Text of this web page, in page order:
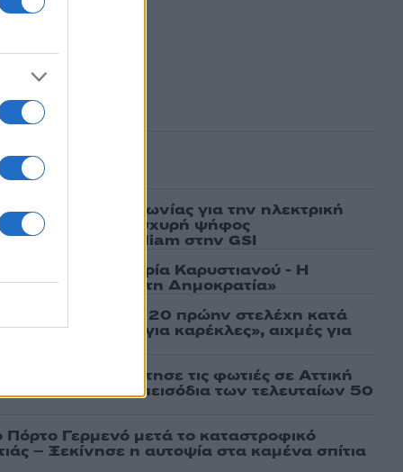
υπογραφή συμφωνίας για την ηλεκτρική
– Κύπρου: «Ισχυρή ψήφος
είσοδος της Meridiam στην GSI
μένει η Μαρία Καρυστιανού - Η
την «Ελπίδα για τη Δημοκρατία»
και ακόμη 20 πρώην στελέχη κατά
αποχωρήσαμε για καρέκλες», αιχμές για
που τροφοδότησε τις φωτιές σε Αττική
τα ισχυρότερα επεισόδια των τελευταίων 50
Πόρτο Γερμενό μετά το καταστροφικό
– Ξεκίνησε η αυτοψία στα καμένα σπίτια